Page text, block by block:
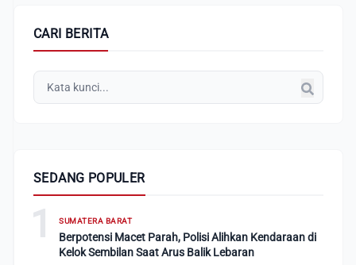
CARI BERITA
SEDANG POPULER
1 SUMATERA BARAT
Berpotensi Macet Parah, Polisi Alihkan Kendaraan di
Kelok Sembilan Saat Arus Balik Lebaran